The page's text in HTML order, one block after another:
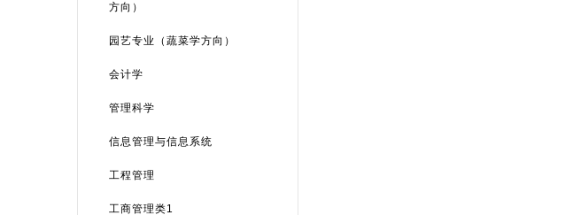
方向）
园艺专业（蔬菜学方向）
会计学
管理科学
信息管理与信息系统
工程管理
工商管理类1